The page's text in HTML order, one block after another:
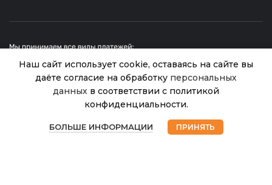
Интернет магазин Успех. ИП Хрипунов Сергей
Александрович
ИНН 420800180243 / ОГРНИП 304420530300327
Наш сайт использует cookie, оставаясь на сайте вы
даёте согласие на обработку персональных
данных в соответствии с политикой
конфиденциальности.
БОЛЬШЕ ИНФОРМАЦИИ ПРИНЯТЬ
Леска для
триммера
семиугольник99.00 ₽
В
наличии
Магазин Избранное Корзина Мой аккаунт